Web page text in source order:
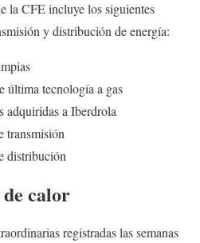
la CFE incluye los siguientes
y distribución de energía:
última tecnología a gas
adquiridas a Iberdrola
transmisión
distribución
calor
registradas las semanas